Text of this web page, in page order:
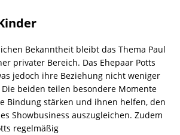
Bekanntheit bleibt das Thema Paul
privater Bereich. Das Ehepaar Potts
jedoch ihre Beziehung nicht weniger
beiden teilen besondere Momente
Bindung stärken und ihnen helfen, den
Showbusiness auszugleichen. Zudem
regelmäßig